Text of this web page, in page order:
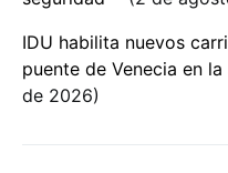
IDU habilita nuevos
puente de Venecia en
de 2026